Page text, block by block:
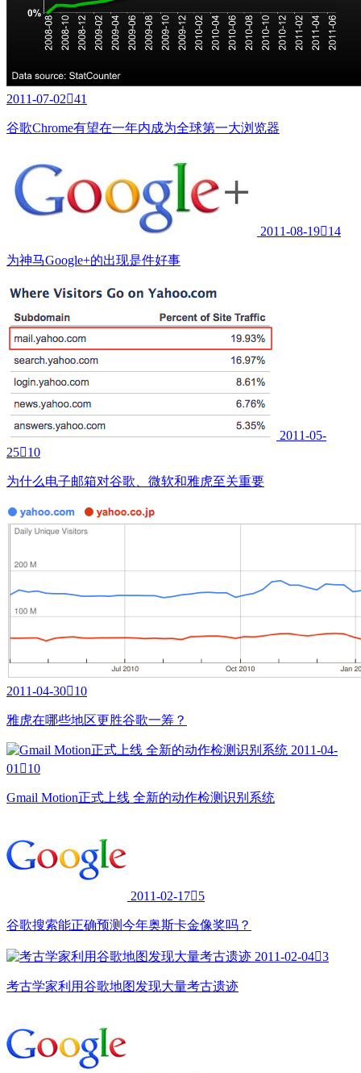
2011-07-0241
谷歌Chrome有望在一年内成为全球第一大浏览器
2011-08-1914
为神马Google+的出现是件好事
2011-05-
2510
为什么电子邮箱对谷歌、微软和雅虎至关重要
2011-04-3010
雅虎在哪些地区更胜谷歌一筹？
2011-04-
01 10
Gmail Motion正式上线 全新的动作检测识别系统
2011-02-175
谷歌搜索能正确预测今年奥斯卡金像奖吗？
2011-02-043
考古学家利用谷歌地图发现大量考古遗迹